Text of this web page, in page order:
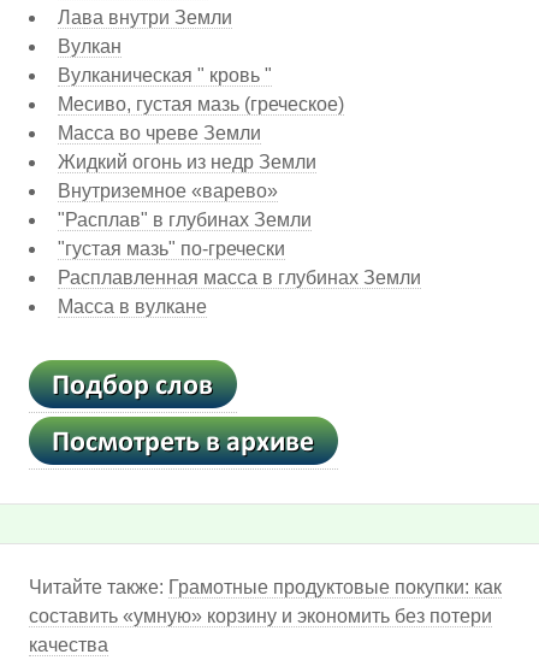
Лава внутри Земли
Вулкан
Вулканическая " кровь "
Месиво, густая мазь (греческое)
Масса во чреве Земли
Жидкий огонь из недр Земли
Внутриземное «варево»
"Расплав" в глубинах Земли
"густая мазь" по-гречески
Расплавленная масса в глубинах Земли
Масса в вулкане
Читайте также: Грамотные продуктовые покупки: как
составить «умную» корзину и экономить без потери
качества